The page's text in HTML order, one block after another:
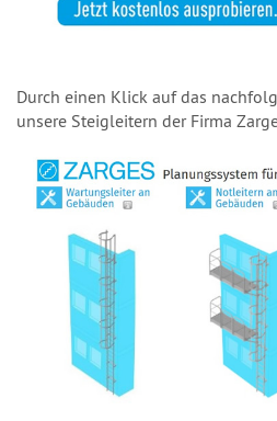
Durch einen Klick auf das
unsere Steigleitern der Firma